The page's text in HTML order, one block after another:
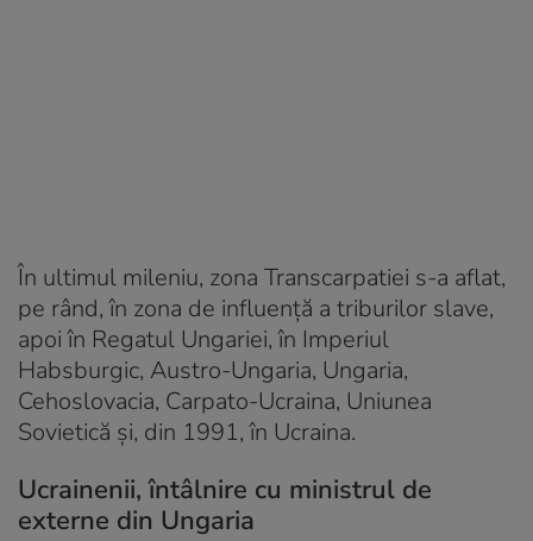
În ultimul mileniu, zona Transcarpatiei s-a aflat,
pe rând, în zona de influență a triburilor slave,
apoi în Regatul Ungariei, în Imperiul
Habsburgic, Austro-Ungaria, Ungaria,
Cehoslovacia, Carpato-Ucraina, Uniunea
Sovietică și, din 1991, în Ucraina.
Ucrainenii, întâlnire cu ministrul de
externe din Ungaria